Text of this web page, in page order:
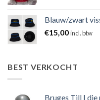
Blauw/zwart
€15,00incl. btw
BEST VERKOCHT
Bruges Till I die